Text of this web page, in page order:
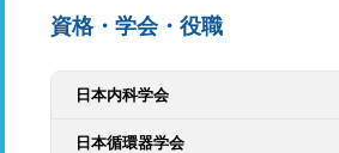
資格・学会・役職
日本内科学会
日本循環器学会